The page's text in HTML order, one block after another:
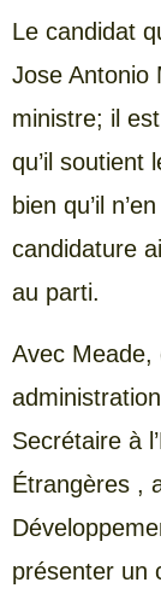
Le candidat
Jose Antonio
ministre; il est
qu’il soutient
bien qu’il
candidature
au parti.
Avec Meade,
Secrétaire à
Étrangères ,
présenter un